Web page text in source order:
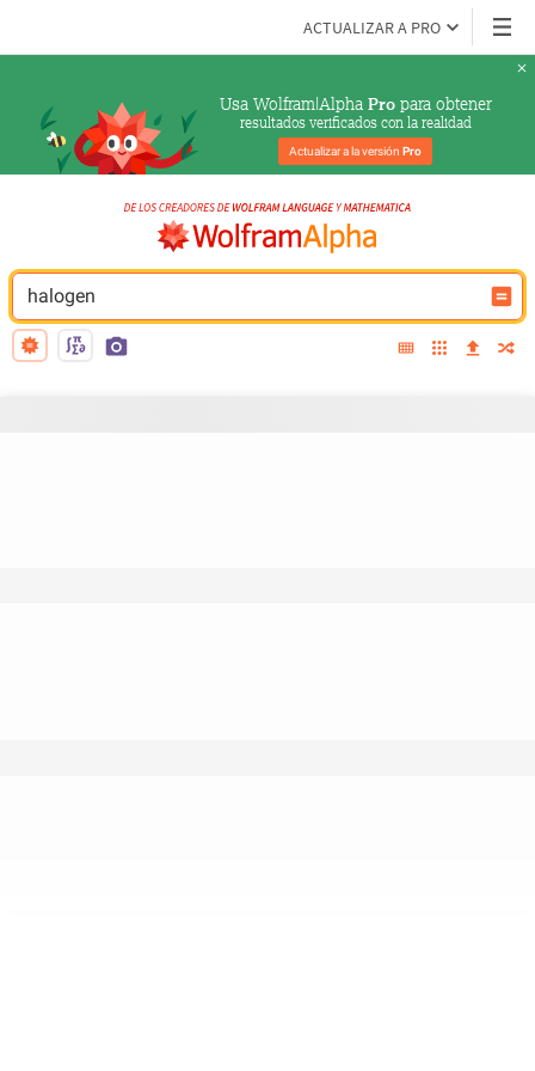
ACTUALIZAR A PRO
Usa Wolfram|Alpha Pro para obtener
resultados verificados con la realidad
Actualizar a la versión Pro
halogen